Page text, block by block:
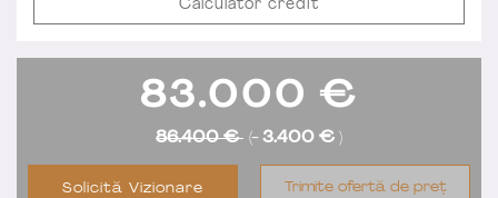
Calculator credit
83.000 €
86.400 € (- 3.400 € )
Solicită Vizionare Trimite ofertă de preț